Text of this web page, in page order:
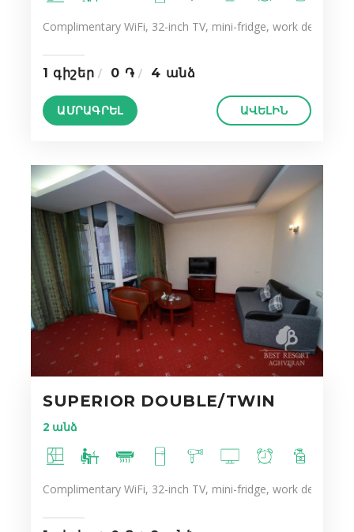
Complimentary WiFi, 32-inch TV, mini-fridge, work desk,
1 գիշեր 0 ֏ 4 անձ
ԱՄՐԱԳՐԵԼ ԱՎԵԼԻՆ
SUPERIOR DOUBLE/TWIN
2 անձ
Complimentary WiFi, 32-inch TV, mini-fridge, work desk,